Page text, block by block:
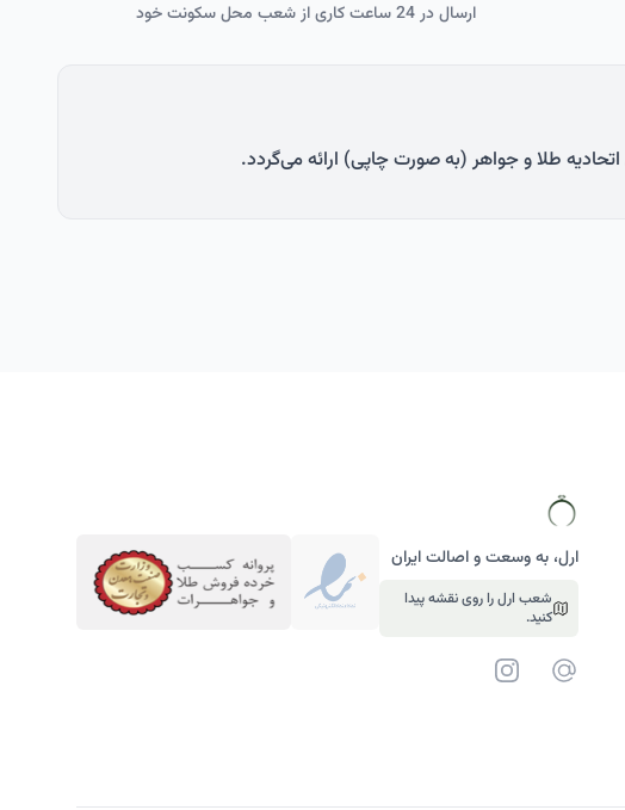
ارسال در 24 ساعت کاری از شعب محل سکونت خود
ارل، به وسعت و اصالت ایران
شعب ارل را روی نقشه پیدا
کنید.
Instagram
پست الکترونیک